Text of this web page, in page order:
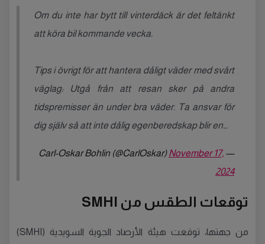
Om du inte har bytt till vinterdäck är det feltänkt
att köra bil kommande vecka.
Tips i övrigt för att hantera dåligt väder med svårt
väglag: Utgå från att resan sker på andra
tidspremisser än under bra väder. Ta ansvar för
dig själv så att inte dålig egenberedskap blir en…
— Carl-Oskar Bohlin (@CarlOskar)
November 17,
2024
توقعات الطقس من SMHI
من جهتها، توقعت هيئة الأرصاد الجوية السويدية (SMHI)